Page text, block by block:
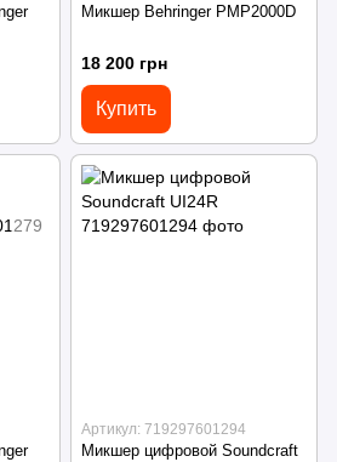
Микшер Behringer PMP2000D
18 200 грн
Купить
Артикул: 719297601294
Микшер цифровой Soundcraft